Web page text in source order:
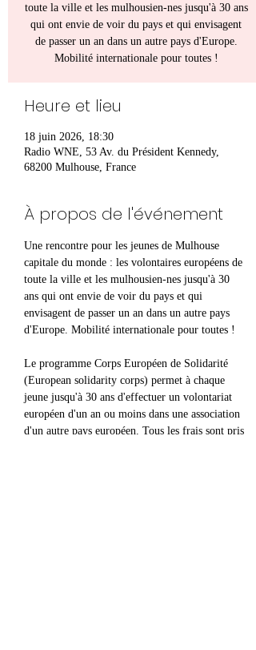
toute la ville et les mulhousien-nes jusqu'à 30 ans
qui ont envie de voir du pays et qui envisagent
de passer un an dans un autre pays d'Europe.
Mobilité internationale pour toutes !
Heure et lieu
18 juin 2026, 18:30
Radio WNE, 53 Av. du Président Kennedy,
68200 Mulhouse, France
À propos de l'événement
Une rencontre pour les jeunes de Mulhouse
capitale du monde : les volontaires européens de
toute la ville et les mulhousien-nes jusqu'à 30
ans qui ont envie de voir du pays et qui
envisagent de passer un an dans un autre pays
d'Europe. Mobilité internationale pour toutes !
Le programme Corps Européen de Solidarité
(European solidarity corps) permet à chaque
jeune jusqu'à 30 ans d'effectuer un volontariat
européen d'un an ou moins dans une association
d'un autre pays européen. Tous les frais sont pris